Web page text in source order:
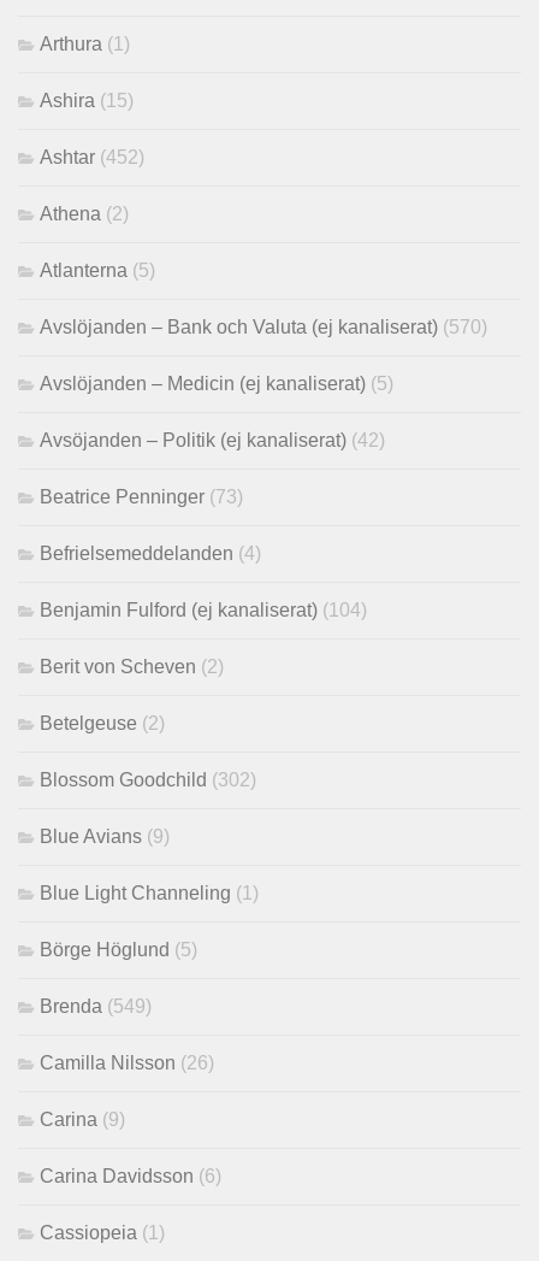
Arthura (1)
Ashira (15)
Ashtar (452)
Athena (2)
Atlanterna (5)
Avslöjanden – Bank och Valuta (ej kanaliserat) (570)
Avslöjanden – Medicin (ej kanaliserat) (5)
Avsöjanden – Politik (ej kanaliserat) (42)
Beatrice Penninger (73)
Befrielsemeddelanden (4)
Benjamin Fulford (ej kanaliserat) (104)
Berit von Scheven (2)
Betelgeuse (2)
Blossom Goodchild (302)
Blue Avians (9)
Blue Light Channeling (1)
Börge Höglund (5)
Brenda (549)
Camilla Nilsson (26)
Carina (9)
Carina Davidsson (6)
Cassiopeia (1)